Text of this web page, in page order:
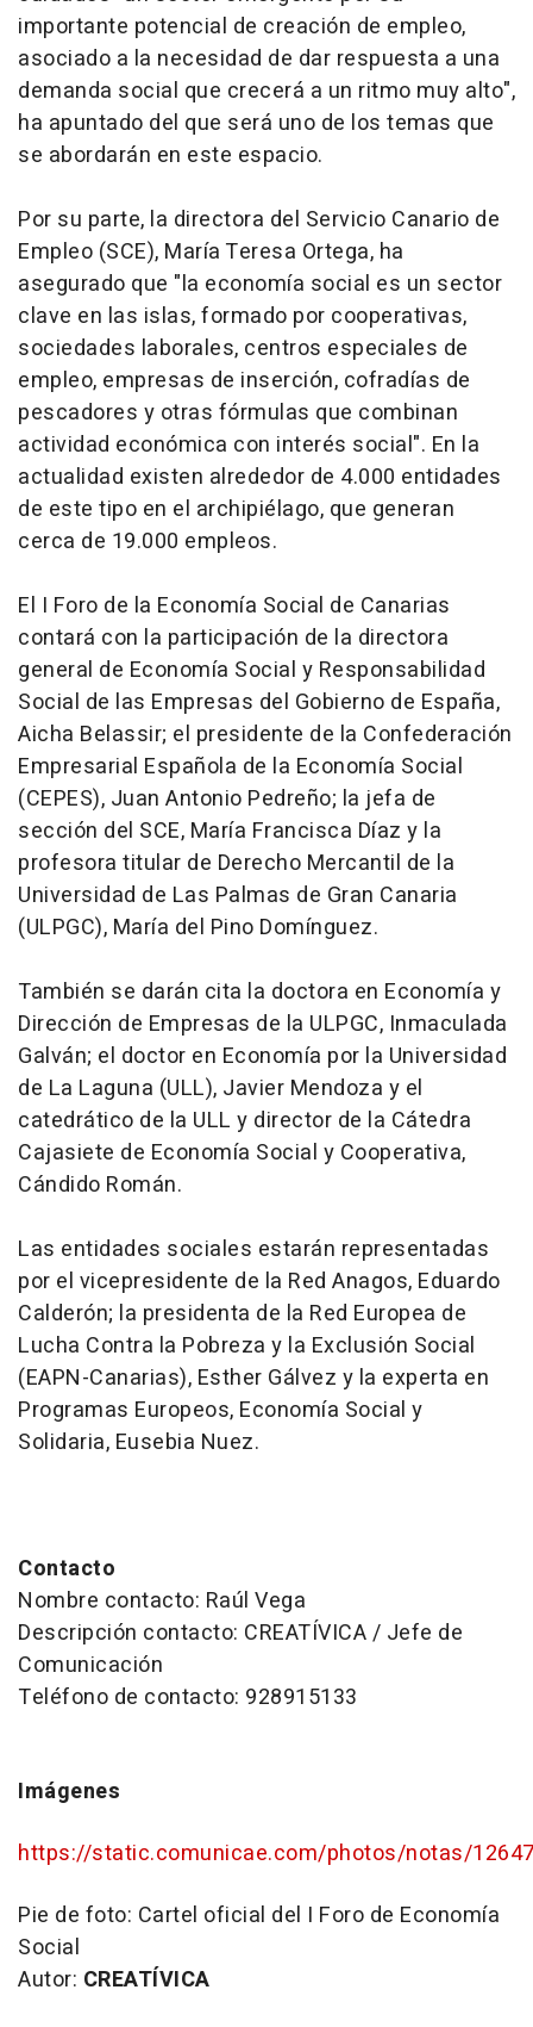
importante potencial de creación de empleo,
asociado a la necesidad de dar respuesta a una
demanda social que crecerá a un ritmo muy alto",
ha apuntado del que será uno de los temas que
se abordarán en este espacio.
Por su parte, la directora del Servicio Canario de
Empleo (SCE), María Teresa Ortega, ha
asegurado que "la economía social es un sector
clave en las islas, formado por cooperativas,
sociedades laborales, centros especiales de
empleo, empresas de inserción, cofradías de
pescadores y otras fórmulas que combinan
actividad económica con interés social". En la
actualidad existen alrededor de 4.000 entidades
de este tipo en el archipiélago, que generan
cerca de 19.000 empleos.
El I Foro de la Economía Social de Canarias
contará con la participación de la directora
general de Economía Social y Responsabilidad
Social de las Empresas del Gobierno de España,
Aicha Belassir; el presidente de la Confederación
Empresarial Española de la Economía Social
(CEPES), Juan Antonio Pedreño; la jefa de
sección del SCE, María Francisca Díaz y la
profesora titular de Derecho Mercantil de la
Universidad de Las Palmas de Gran Canaria
(ULPGC), María del Pino Domínguez.
También se darán cita la doctora en Economía y
Dirección de Empresas de la ULPGC, Inmaculada
Galván; el doctor en Economía por la Universidad
de La Laguna (ULL), Javier Mendoza y el
catedrático de la ULL y director de la Cátedra
Cajasiete de Economía Social y Cooperativa,
Cándido Román.
Las entidades sociales estarán representadas
por el vicepresidente de la Red Anagos, Eduardo
Calderón; la presidenta de la Red Europea de
Lucha Contra la Pobreza y la Exclusión Social
(EAPN-Canarias), Esther Gálvez y la experta en
Programas Europeos, Economía Social y
Solidaria, Eusebia Nuez.
Contacto
Nombre contacto: Raúl Vega
Descripción contacto: CREATÍVICA / Jefe de
Comunicación
Teléfono de contacto: 928915133
Imágenes
https://static.comunicae.com/photos/notas/
Pie de foto: Cartel oficial del I Foro de Economía
Social
Autor: CREATÍVICA